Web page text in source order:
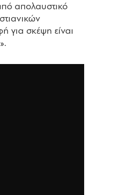
απολαυστικό
για σκέψη είναι